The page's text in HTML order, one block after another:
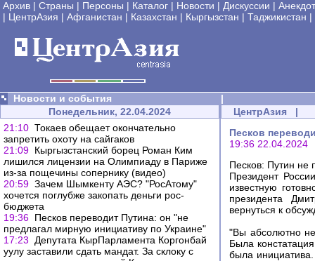
Архив | Страны | Персоны | Каталог | Новости | Дискуссии |
| ЦентрАзия | Афганистан | Казахстан | Кыргызстан | Таджикистан |
Новости и события
|
Понедельник, 22.04.2024
21:10 Токаев обещает окончательно
запретить охоту на сайгаков
21:09 Кыргызстанский борец Роман Ким
лишился лицензии на Олимпиаду в Париже
из-за пощечины сопернику (видео)
20:59 Зачем Шымкенту АЭС? "РосАтому"
хочется поглубже закопать деньги рос-
бюджета
19:36 Песков переводит Путина: он "не
предлагал мирную инициативу по Украине"
17:23
Депутата КырПарламента Коргонбай
уулу заставили сдать мандат. За склоку с
ЦентрАзия |
Песков
19:36 22.04.2024
Песков: Путин не
Президент
известную
президента
вернуться к
"Вы абсолютно
Была
была